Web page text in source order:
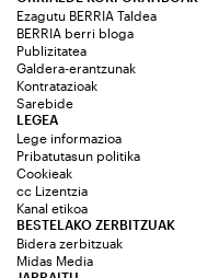
Ezagutu BERRIA Taldea
BERRIA berri bloga
Publizitatea
Galdera-erantzunak
Kontratazioak
Sarebide
LEGEA
Lege informazioa
Pribatutasun politika
Cookieak
cc Lizentzia
Kanal etikoa
BESTELAKO ZERBITZUAK
Bidera zerbitzuak
Midas Media